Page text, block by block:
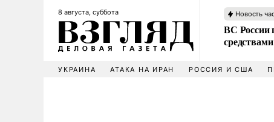
8 августа, суббота Новость
ВС России
УКРАИНА АТАКА НА ИРАН РОССИЯ И США